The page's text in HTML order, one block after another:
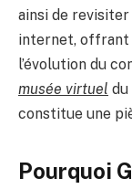
ainsi de revisiter
internet, offrant
l’évolution du
musée virtuel du
constitue une
Pourquoi